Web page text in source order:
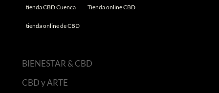
tienda CBD Cuenca Tienda online CBD
tienda online de CBD
BIENESTAR & CBD
CBD y ARTE